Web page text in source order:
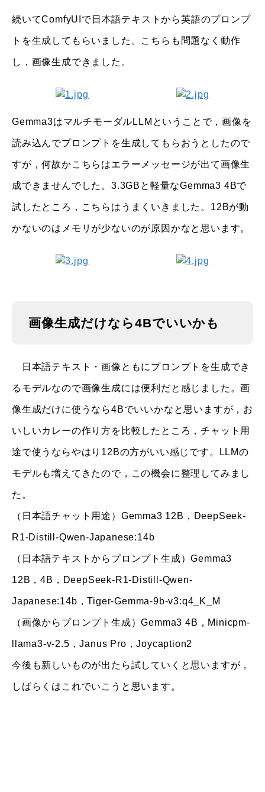
続いてComfyUIで日本語テキストから英語のプロンプ
トを生成してもらいました。こちらも問題なく動作
し，画像生成できました。
Gemma3はマルチモーダルLLMということで，画像を
読み込んでプロンプトを生成してもらおうとしたので
すが，何故かこちらはエラーメッセージが出て画像生
成できませんでした。3.3GBと軽量なGemma3 4Bで
試したところ，こちらはうまくいきました。12Bが動
かないのはメモリが少ないのが原因かなと思います。
画像生成だけなら4Bでいいかも
日本語テキスト・画像ともにプロンプトを生成でき
るモデルなので画像生成には便利だと感じました。画
像生成だけに使うなら4Bでいいかなと思いますが，お
いしいカレーの作り方を比較したところ，チャット用
途で使うならやはり12Bの方がいい感じです。LLMの
モデルも増えてきたので，この機会に整理してみまし
た。
（日本語チャット用途）Gemma3 12B，DeepSeek-
R1-Distill-Qwen-Japanese:14b
（日本語テキストからプロンプト生成）Gemma3
12B，4B，DeepSeek-R1-Distill-Qwen-
Japanese:14b，Tiger-Gemma-9b-v3:q4_K_M
（画像からプロンプト生成）Gemma3 4B，Minicpm-
llama3-v-2.5，Janus Pro，Joycaption2
今後も新しいものが出たら試していくと思いますが，
しばらくはこれでいこうと思います。